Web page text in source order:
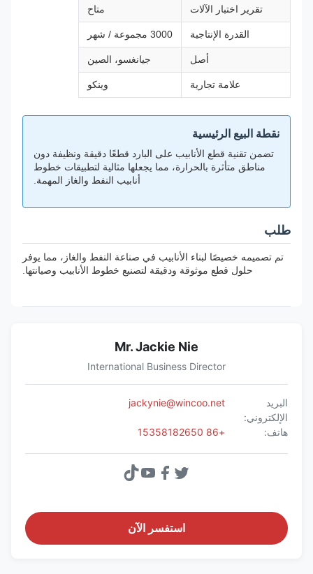
تقرير اختبار الآلات متاح
القدرة الإنتاجية 3000 مجموعة / شهر
أصل جيانغسو، الصين
علامة تجارية وينكو
نقطة البيع الرئيسية
تضمن تقنية قطع الأنابيب على البارد قطعًا دقيقة ونظيفة دون
مناطق متأثرة بالحرارة، مما يجعلها مثالية لتطبيقات خطوط
أنابيب النفط والغاز المهمة.
طلب
تم تصميمه خصيصًا لبناء الأنابيب في صناعة النفط والغاز، مما يوفر
حلول قطع موثوقة ودقيقة لتصنيع خطوط الأنابيب وصيانتها.
Mr. Jackie Nie
International Business Director
البريد
الإلكتروني:
jackynie@wincoo.net
هاتف: +86 15358182650
استفسر الآن